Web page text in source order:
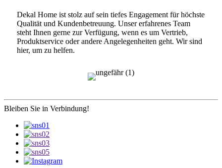
Dekal Home ist stolz auf sein tiefes Engagement für höchste
Qualität und Kundenbetreuung. Unser erfahrenes Team
steht Ihnen gerne zur Verfügung, wenn es um Vertrieb,
Produktservice oder andere Angelegenheiten geht. Wir sind
hier, um zu helfen.
Bleiben Sie in Verbindung!